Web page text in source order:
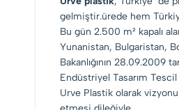
gelmiştir.ürede hem
Bu gün 2.500 m² kapalı
Yunanistan, Bulgaristan,
Bakanlığının 28.09.2009
Endüstriyel Tasarım
Urve Plastik olarak